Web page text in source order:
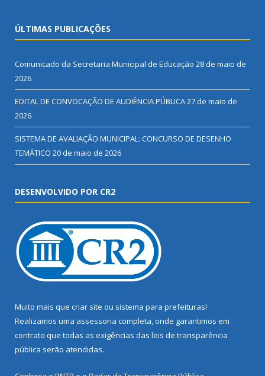
ÚLTIMAS PUBLICAÇÕES
Comunicado da Secretaria Municipal de Educação 28 de maio de
2026
EDITAL DE CONVOCAÇÃO DE AUDIÊNCIA PÚBLICA27 de maio de
2026
SISTEMA DE AVALIAÇÃO MUNICIPAL: CONCURSO DE DESENHO
TEMÁTICO 20 de maio de 2026
DESENVOLVIDO POR CR2
Muito mais que criar site ou sistema para prefeituras!
Realizamos uma assessoria completa, onde garantimos em
contrato que todas as exigências das leis de transparência
pública serão atendidas.